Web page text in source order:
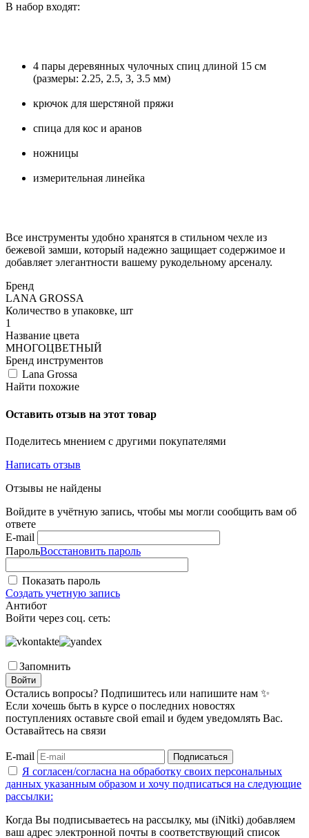
В набор входят:
4 пары деревянных чулочных спиц длиной 15 см
(размеры: 2.25, 2.5, 3, 3.5 мм)
крючок для шерстяной пряжи
спица для кос и аранов
ножницы
измерительная линейка
Все инструменты удобно хранятся в стильном чехле из
бежевой замши, который надежно защищает содержимое и
добавляет элегантности вашему рукодельному арсеналу.
Бренд
LANA GROSSA
Количество в упаковке, шт
1
Название цвета
МНОГОЦВЕТНЫЙ
Бренд инструментов
Lana Grossa
Найти похожие
Оставить отзыв на этот товар
Поделитесь мнением с другими покупателями
Написать отзыв
Отзывы не найдены
Войдите в учётную запись, чтобы мы могли сообщить вам об
ответе
E-mail
ПарольВосстановить пароль
Показать пароль
Создать учетную запись
Антибот
Войти через соц. сеть:
Запомнить
Войти
Остались вопросы? Подпишитесь или напишите нам ✨
Если хочешь быть в курсе о последних новостях
поступлениях оставьте свой email и будем уведомлять Вас.
Оставайтесь на связи
E-mail Подписаться
Я согласен/согласна на обработку своих персональных
данных указанным образом и хочу подписаться на следующие
рассылки:
Когда Вы подписываетесь на рассылку, мы (iNitki) добавляем
ваш адрес электронной почты в соответствующий список